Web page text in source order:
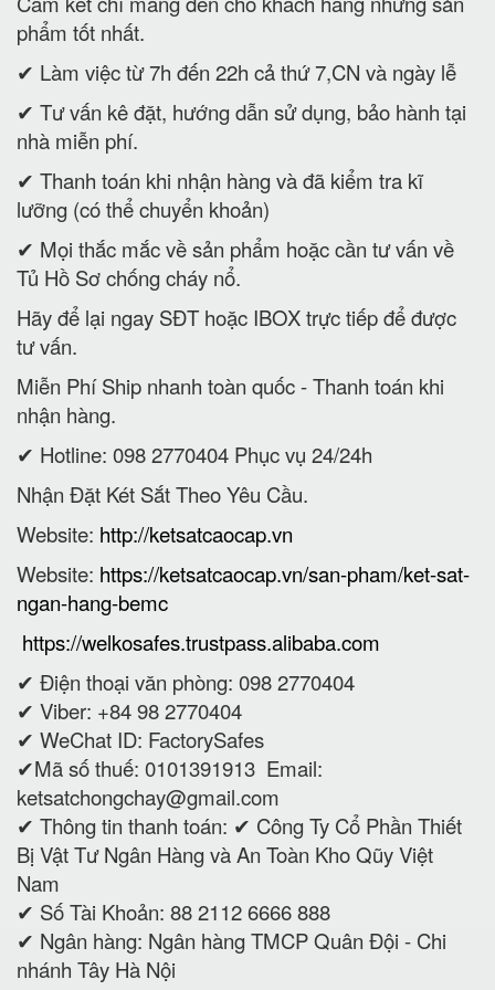
phẩm tốt nhất.
✔ Làm việc từ 7h đến 22h cả thứ 7,CN và ngày lễ
✔ Tư vấn kê đặt, hướng dẫn sử dụng, bảo hành tại
nhà miễn phí.
✔ Thanh toán khi nhận hàng và đã kiểm tra kĩ
lưỡng (có thể chuyển khoản)
✔ Mọi thắc mắc về sản phẩm hoặc cần tư vấn về
Tủ Hồ Sơ chống cháy nổ.
Hãy để lại ngay SĐT hoặc IBOX trực tiếp để được
tư vấn.
Miễn Phí Ship nhanh toàn quốc - Thanh toán khi
nhận hàng.
✔ Hotline: 098 2770404 Phục vụ 24/24h
Nhận Đặt Két Sắt Theo Yêu Cầu.
Website: http://ketsatcaocap.vn
Website: https://ketsatcaocap.vn/san-pham/ket-sat-
ngan-hang-bemc
https://welkosafes.trustpass.alibaba.com
✔ Điện thoại văn phòng: 098 2770404
✔ Viber: +84 98 2770404
✔ WeChat ID: FactorySafes
✔Mã số thuế: 0101391913 Email:
ketsatchongchay@gmail.com
✔ Thông tin thanh toán: ✔ Công Ty Cổ Phần Thiết
Bị Vật Tư Ngân Hàng và An Toàn Kho Qũy Việt
Nam
✔ Số Tài Khoản: 88 2112 6666 888
✔ Ngân hàng: Ngân hàng TMCP Quân Đội - Chi
nhánh Tây Hà Nội